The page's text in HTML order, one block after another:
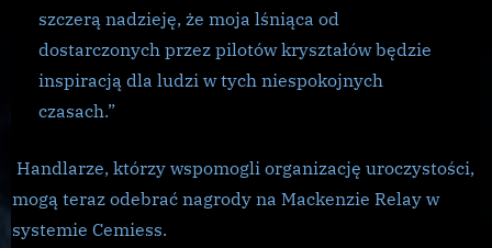
szczerą nadzieję, że moja lśniąca od
dostarczonych przez pilotów kryształów będzie
inspiracją dla ludzi w tych niespokojnych
czasach.”
Handlarze, którzy wspomogli organizację uroczystości,
mogą teraz odebrać nagrody na Mackenzie Relay w
systemie Cemiess.